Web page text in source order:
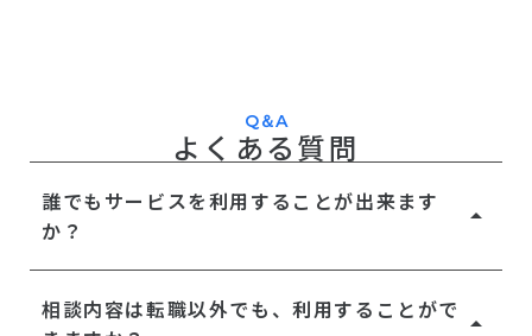
Q＆A
よくある質問
誰でもサービスを利用することが出来ます
か？
arrow_drop_up
非常勤など働き方や校種（小・中・高など）は
相談内容は転職以外でも、利用することがで
arrow_drop_up